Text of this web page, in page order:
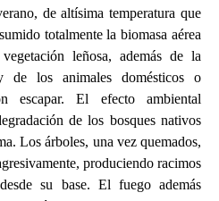
de altísima temperatura que
totalmente la biomasa aérea
leñosa, además de la
de los animales domésticos o
escapar. El efecto ambiental
de los bosques nativos
Los árboles, una vez quemados,
produciendo racimos
su base. El fuego además